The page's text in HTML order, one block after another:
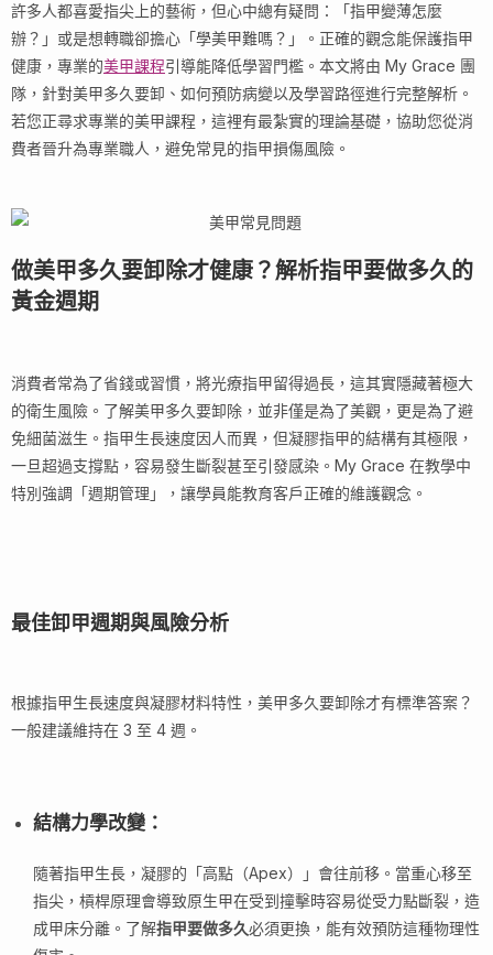
許多人都喜愛指尖上的藝術，但心中總有疑問：「指甲變薄怎麼
辦？」或是想轉職卻擔心「學美甲難嗎？」。正確的觀念能保護指甲
健康，專業的美甲課程引導能降低學習門檻。本文將由 My Grace 團
隊，針對美甲多久要卸、如何預防病變以及學習路徑進行完整解析。
若您正尋求專業的美甲課程，這裡有最紮實的理論基礎，協助您從消
費者晉升為專業職人，避免常見的指甲損傷風險。
做美甲多久要卸除才健康？解析指甲要做多久的
黃金週期
消費者常為了省錢或習慣，將光療指甲留得過長，這其實隱藏著極大
的衛生風險。了解美甲多久要卸除，並非僅是為了美觀，更是為了避
免細菌滋生。指甲生長速度因人而異，但凝膠指甲的結構有其極限，
一旦超過支撐點，容易發生斷裂甚至引發感染。My Grace 在教學中
特別強調「週期管理」，讓學員能教育客戶正確的維護觀念。
最佳卸甲週期與風險分析
根據指甲生長速度與凝膠材料特性，美甲多久要卸除才有標準答案？
一般建議維持在 3 至 4 週。
結構力學改變 ：
隨著指甲生長，凝膠的「高點（Apex）」會往前移。當重心移至
指尖，槓桿原理會導致原生甲在受到撞擊時容易從受力點斷裂，造
成甲床分離。了解指甲要做多久必須更換，能有效預防這種物理性